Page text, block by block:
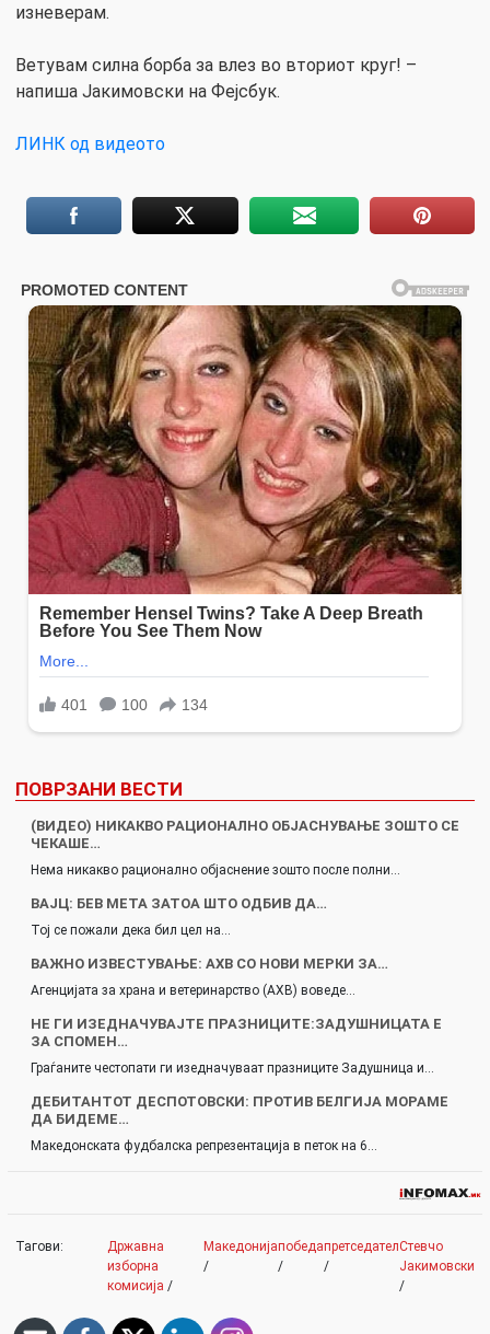
изневерам.
Ветувам силна борба за влез во вториот круг! –
напиша Јакимовски на Фејсбук.
ЛИНК од видеото
ПОВРЗАНИ ВЕСТИ
(ВИДЕО) НИКАКВО РАЦИОНАЛНО ОБЈАСНУВАЊЕ ЗОШТО СЕ
ЧЕКАШЕ…
Нема никакво рационално објаснение зошто после полни…
ВАЈЦ: БЕВ МЕТА ЗАТОА ШТО ОДБИВ ДА…
Тој се пожали дека бил цел на…
ВАЖНО ИЗВЕСТУВАЊЕ: АХВ СО НОВИ МЕРКИ ЗА…
Агенцијата за храна и ветеринарство (АХВ) воведе…
НЕ ГИ ИЗЕДНАЧУВАЈТЕ ПРАЗНИЦИТЕ:ЗАДУШНИЦАТА Е
ЗА СПОМЕН…
Граѓаните честопати ги изедначуваат празниците Задушница и…
ДЕБИТАНТОТ ДЕСПОТОВСКИ: ПРОТИВ БЕЛГИЈА МОРАМЕ
ДА БИДЕМЕ…
Македонската фудбалска репрезентација в петок на 6…
Тагови:
Државна
изборна
комисија /
Македонија
/
победа
/
претседател
/
Стевчо
Јакимовски
/